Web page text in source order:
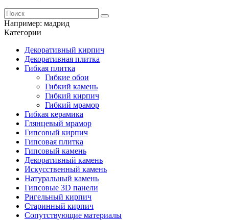
Например: мадрид
Категории
Декоративный кирпич
Декоративная плитка
Гибкая плитка
Гибкие обои
Гибкий камень
Гибкий кирпич
Гибкий мрамор
Гибкая керамика
Глянцевый мрамор
Гипсовый кирпич
Гипсовая плитка
Гипсовый камень
Декоративный камень
Искусственный камень
Натуральный камень
Гипсовые 3D панели
Ригельный кирпич
Старинный кирпич
Сопутствующие материалы